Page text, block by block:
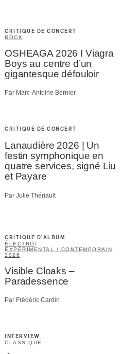
CRITIQUE DE CONCERT
ROCK
OSHEAGA 2026 I Viagra
Boys au centre d’un
gigantesque défouloir
Par Marc-Antoine Bernier
CRITIQUE DE CONCERT
Lanaudière 2026 | Un
festin symphonique en
quatre services, signé Liu
et Payare
Par Julie Thériault
CRITIQUE D'ALBUM
ÉLECTRO/
EXPÉRIMENTAL / CONTEMPORAIN
2026
Visible Cloaks –
Paradessence
Par Frédéric Cardin
INTERVIEW
CLASSIQUE